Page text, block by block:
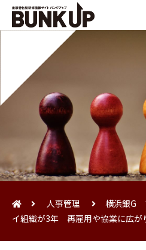
人事管理
横浜銀G
イ組織が3年 再雇用や協業に広が